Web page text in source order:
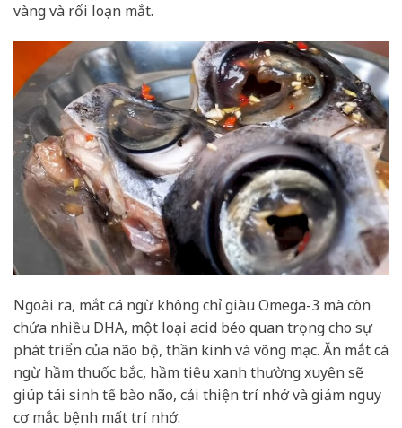
vàng và rối loạn mắt.
Ngoài ra, mắt cá ngừ không chỉ giàu Omega-3 mà còn
chứa nhiều DHA, một loại acid béo quan trọng cho sự
phát triển của não bộ, thần kinh và võng mạc. Ăn mắt cá
ngừ hầm thuốc bắc, hầm tiêu xanh thường xuyên sẽ
giúp tái sinh tế bào não, cải thiện trí nhớ và giảm nguy
cơ mắc bệnh mất trí nhớ.